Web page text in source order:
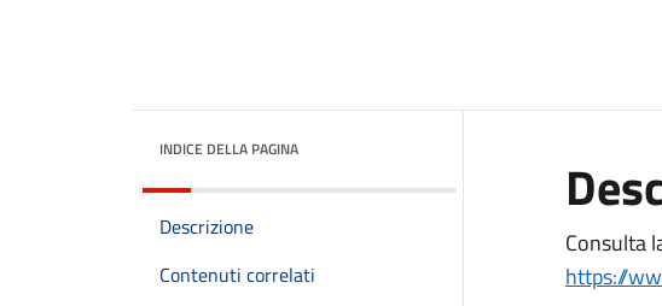
INDICE DELLA PAGINA
Descrizione
Contenuti correlati
Consulta
https://